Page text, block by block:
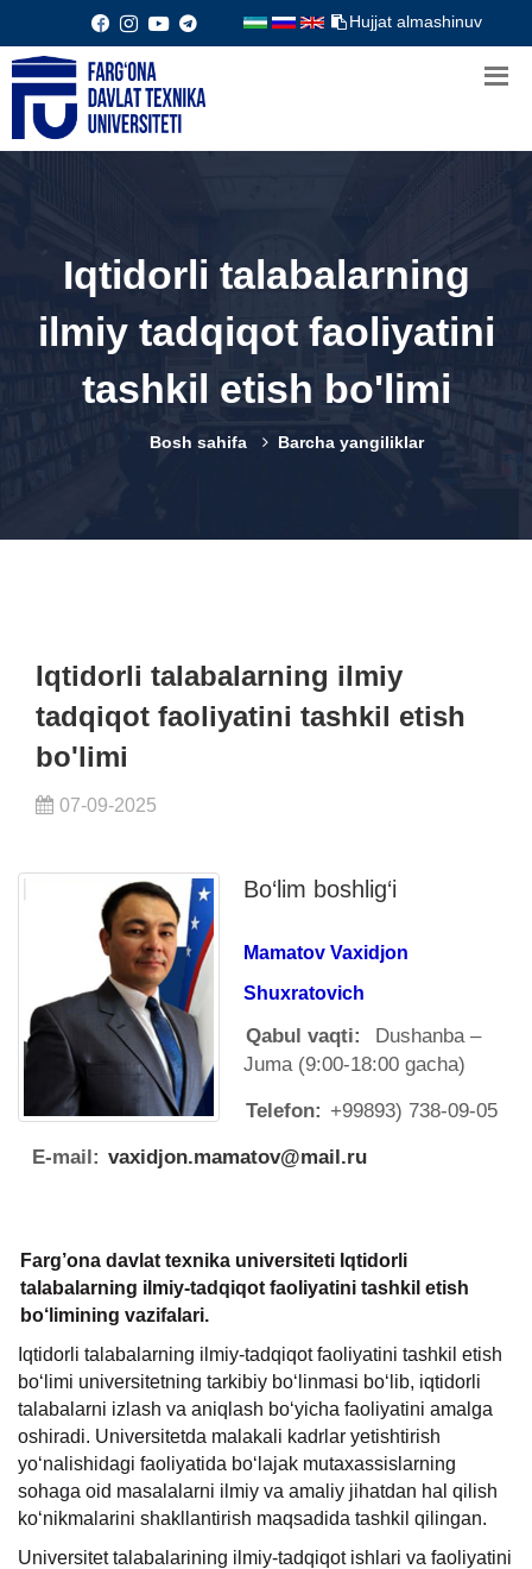
Hujjat almashinuv
Iqtidorli talabalarning
ilmiy tadqiqot faoliyatini
tashkil etish bo'limi
Bosh sahifa Barcha yangiliklar
Iqtidorli talabalarning ilmiy
tadqiqot faoliyatini tashkil etish
bo'limi
07-09-2025
Bo‘lim boshlig‘i
Mamatov Vaxidjon
Shuxratovich
Qabul vaqti:
Dushanba –
Juma (9:00-18:00 gacha)
Telefon: +99893) 738-09-05
E-mail: vaxidjon.mamatov@mail.ru
Farg’ona davlat texnika universiteti Iqtidorli
talabalarning ilmiy-tadqiqot faoliyatini tashkil etish
bo‘limining vazifalari.
Iqtidorli talabalarning ilmiy-tadqiqot faoliyatini tashkil etish
bo‘limi universitetning tarkibiy bo‘linmasi bo‘lib, iqtidorli
talabalarni izlash va aniqlash bo‘yicha faoliyatini amalga
oshiradi. Universitetda malakali kadrlar yetishtirish
yo‘nalishidagi faoliyatida bo‘lajak mutaxassislarning
sohaga oid masalalarni ilmiy va amaliy jihatdan hal qilish
ko‘nikmalarini shakllantirish maqsadida tashkil qilingan.
Universitet talabalarining ilmiy-tadqiqot ishlari va faoliyatini